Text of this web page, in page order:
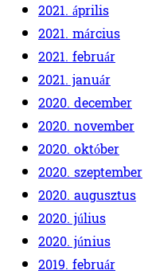
2021. április
2021. március
2021. február
2021. január
2020. december
2020. november
2020. október
2020. szeptember
2020. augusztus
2020. július
2020. június
2019. február